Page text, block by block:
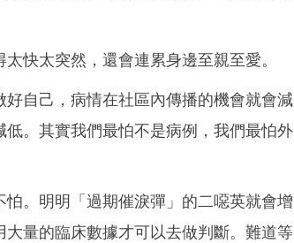
快太突然，還會連累身邊至親至愛。
自己，病情在社區內傳播的機會就會減
。其實我們最怕不是病例，我們最怕外
。明明「過期催淚彈」的二噁英就會增
量的臨床數據才可以去做判斷。難道等